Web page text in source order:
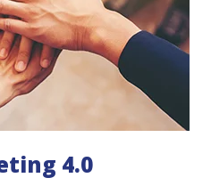
4.0